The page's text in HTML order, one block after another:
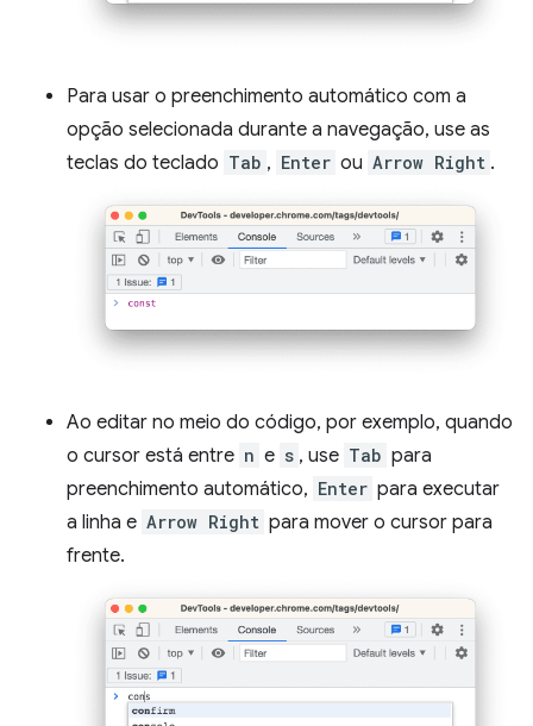
Para usar o preenchimento automático com a
opção selecionada durante a navegação, use as
teclas do teclado Tab , Enter ou Arrow Right .
Ao editar no meio do código, por exemplo, quando
o cursor está entre n e s , use Tab para
preenchimento automático, Enter para executar
a linha e Arrow Right para mover o cursor para
frente.